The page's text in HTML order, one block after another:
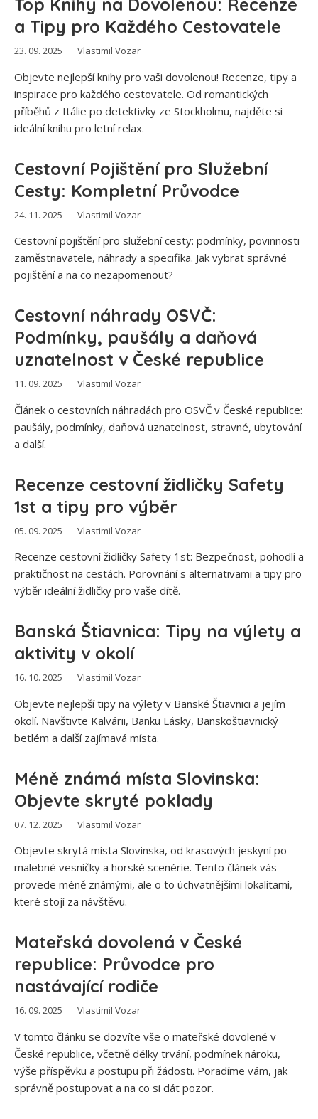
Top Knihy na Dovolenou: Recenze
a Tipy pro Každého Cestovatele
23. 09. 2025 Vlastimil Vozar
Objevte nejlepší knihy pro vaši dovolenou! Recenze, tipy a
inspirace pro každého cestovatele. Od romantických
příběhů z Itálie po detektivky ze Stockholmu, najděte si
ideální knihu pro letní relax.
Cestovní Pojištění pro Služební
Cesty: Kompletní Průvodce
24. 11. 2025 Vlastimil Vozar
Cestovní pojištění pro služební cesty: podmínky, povinnosti
zaměstnavatele, náhrady a specifika. Jak vybrat správné
pojištění a na co nezapomenout?
Cestovní náhrady OSVČ:
Podmínky, paušály a daňová
uznatelnost v České republice
11. 09. 2025 Vlastimil Vozar
Článek o cestovních náhradách pro OSVČ v České republice:
paušály, podmínky, daňová uznatelnost, stravné, ubytování
a další.
Recenze cestovní židličky Safety
1st a tipy pro výběr
05. 09. 2025 Vlastimil Vozar
Recenze cestovní židličky Safety 1st: Bezpečnost, pohodlí a
praktičnost na cestách. Porovnání s alternativami a tipy pro
výběr ideální židličky pro vaše dítě.
Banská Štiavnica: Tipy na výlety a
aktivity v okolí
16. 10. 2025 Vlastimil Vozar
Objevte nejlepší tipy na výlety v Banské Štiavnici a jejím
okolí. Navštivte Kalvárii, Banku Lásky, Banskoštiavnický
betlém a další zajímavá místa.
Méně známá místa Slovinska:
Objevte skryté poklady
07. 12. 2025 Vlastimil Vozar
Objevte skrytá místa Slovinska, od krasových jeskyní po
malebné vesničky a horské scenérie. Tento článek vás
provede méně známými, ale o to úchvatnějšími lokalitami,
které stojí za návštěvu.
Mateřská dovolená v České
republice: Průvodce pro
nastávající rodiče
16. 09. 2025 Vlastimil Vozar
V tomto článku se dozvíte vše o mateřské dovolené v
České republice, včetně délky trvání, podmínek nároku,
výše příspěvku a postupu při žádosti. Poradíme vám, jak
správně postupovat a na co si dát pozor.